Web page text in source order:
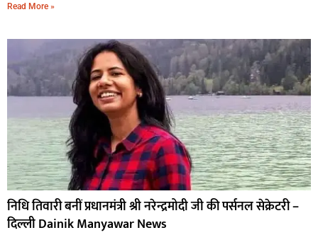
Read More »
निधि तिवारी बनीं प्रधानमंत्री श्री नरेन्द्रमोदी जी की पर्सनल सेक्रेटरी –
दिल्ली Dainik Manyawar News